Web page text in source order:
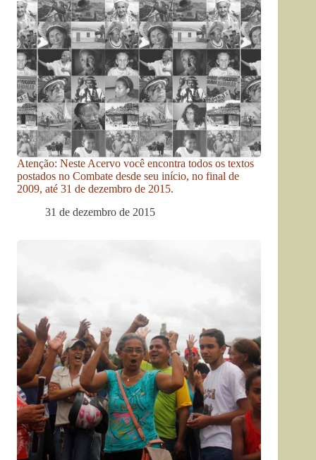
Atenção: Neste Acervo você encontra todos os textos
postados no Combate desde seu início, no final de
2009, até 31 de dezembro de 2015.
31 de dezembro de 2015